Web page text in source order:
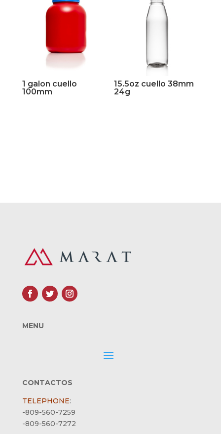
1 galon cuello
100mm
15.5oz cuello 38mm
24g
MENU
CONTACTOS
TELEPHONE:
-809-560-7259
-809-560-7272